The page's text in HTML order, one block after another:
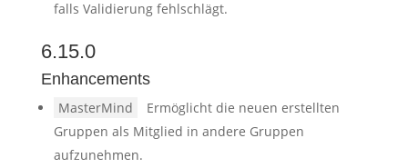
falls Validierung fehlschlägt.
6.15.0
Enhancements
MasterMind
Ermöglicht die neuen erstellten
Gruppen als Mitglied in andere Gruppen
aufzunehmen.